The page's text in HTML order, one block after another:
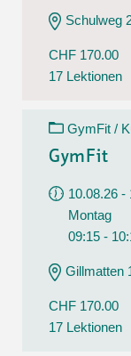
Schulweg
CHF 170.00
17 Lektionen
GymFit /
GymFit
10.08.26 -
Montag
09:15 -
Gillmatten
CHF 170.00
17 Lektionen